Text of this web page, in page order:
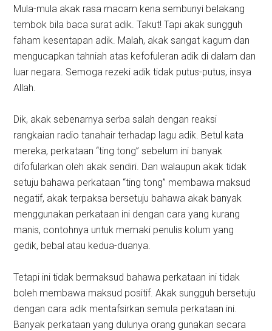
Mula-mula akak rasa macam kena sembunyi belakang
tembok bila baca surat adik. Takut! Tapi akak sungguh
faham kesentapan adik. Malah, akak sangat kagum dan
mengucapkan tahniah atas kefofuleran adik di dalam dan
luar negara. Semoga rezeki adik tidak putus-putus, insya
Allah.
Dik, akak sebenarnya serba salah dengan reaksi
rangkaian radio tanahair terhadap lagu adik. Betul kata
mereka, perkataan “ting tong” sebelum ini banyak
difofularkan oleh akak sendiri. Dan walaupun akak tidak
setuju bahawa perkataan “ting tong” membawa maksud
negatif, akak terpaksa bersetuju bahawa akak banyak
menggunakan perkataan ini dengan cara yang kurang
manis, contohnya untuk memaki penulis kolum yang
gedik, bebal atau kedua-duanya.
Tetapi ini tidak bermaksud bahawa perkataan ini tidak
boleh membawa maksud positif. Akak sungguh bersetuju
dengan cara adik mentafsirkan semula perkataan ini.
Banyak perkataan yang dulunya orang gunakan secara